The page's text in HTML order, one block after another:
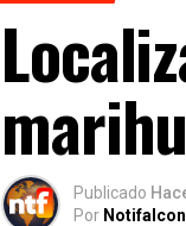
Publicado
Por Notifalcon